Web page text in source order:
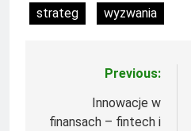
strateg
wyzwania
NawigacjaPrevious:
Innowacje w
finansach – fintech i